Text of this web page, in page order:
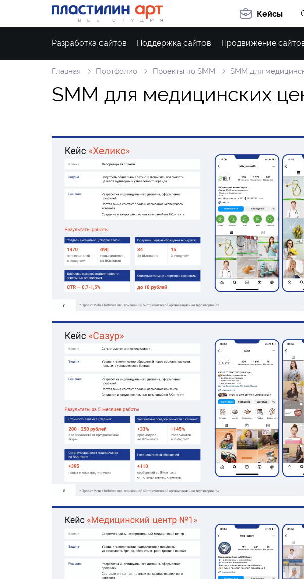
Кейсы
Разработка сайтов Поддержка сайтов Продвижение
Главная Портфолио Проекты по SMM SMM для
SMM для медицинских це